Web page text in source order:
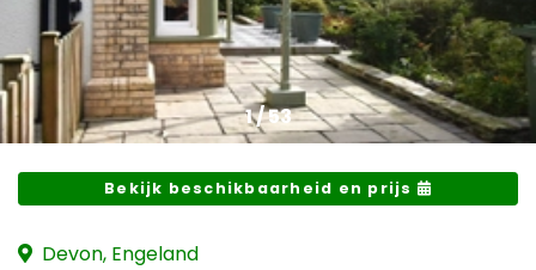
1/53
Bekijk beschikbaarheid en prijs
Devon, Engeland